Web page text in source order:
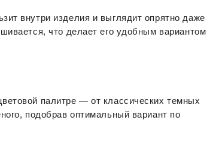
внутри изделия и выглядит опрятно даже
что делает его удобным вариантом
палитре — от классических темных
подобрав оптимальный вариант по